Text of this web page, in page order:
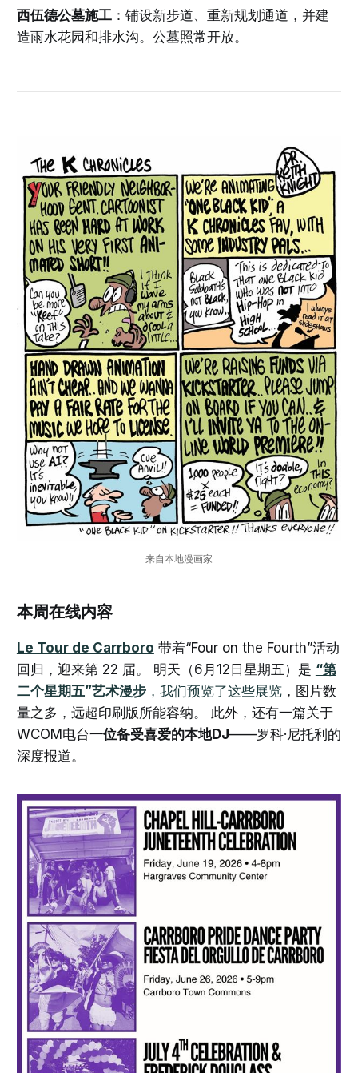
西伍德公墓施工：铺设新步道、重新规划通道，并建
造雨水花园和排水沟。公墓照常开放。
来自本地漫画家
本周在线内容
Le Tour de Carrboro 带着“Four on the Fourth”活动
回归，迎来第 22 届。 明天（6月12日星期五）是 “第
二个星期五”艺术漫步，我们预览了这些展览，图片数
量之多，远超印刷版所能容纳。 此外，还有一篇关于
WCOM电台一位备受喜爱的本地DJ——罗科·尼托利的
深度报道。